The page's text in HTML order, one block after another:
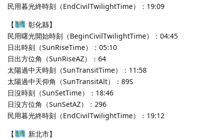
民用暮光終時刻（EndCivilTwilightTime）：19:09
【
彰化縣】
民用曙光開始時刻（BeginCivilTwilightTime）：04:45
日出時刻（SunRiseTime）：05:10
日出方位角（SunRiseAZ）：64
太陽過中天時刻（SunTransitTime）：11:58
太陽過中天仰角（SunTransitAlt）：89S
日沒時刻（SunSetTime）：18:46
日沒方位角（SunSetAZ）：296
民用暮光終時刻（EndCivilTwilightTime）：19:12
【
新北市】